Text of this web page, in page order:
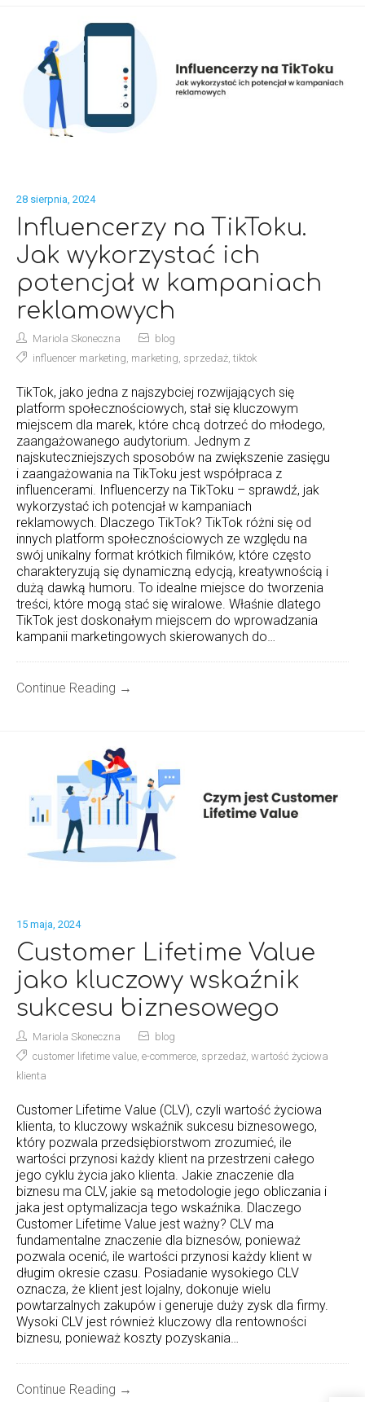
28 sierpnia, 2024
Influencerzy na TikToku.
Jak wykorzystać ich
potencjał w kampaniach
reklamowych
Mariola Skoneczna
blog
influencer marketing, marketing, sprzedaż, tiktok
TikTok, jako jedna z najszybciej rozwijających się
platform społecznościowych, stał się kluczowym
miejscem dla marek, które chcą dotrzeć do młodego,
zaangażowanego audytorium. Jednym z
najskuteczniejszych sposobów na zwiększenie zasięgu
i zaangażowania na TikToku jest współpraca z
influencerami. Influencerzy na TikToku – sprawdź, jak
wykorzystać ich potencjał w kampaniach
reklamowych. Dlaczego TikTok? TikTok różni się od
innych platform społecznościowych ze względu na
swój unikalny format krótkich filmików, które często
charakteryzują się dynamiczną edycją, kreatywnością i
dużą dawką humoru. To idealne miejsce do tworzenia
treści, które mogą stać się wiralowe. Właśnie dlatego
TikTok jest doskonałym miejscem do wprowadzania
kampanii marketingowych skierowanych do…
Continue Reading →
15 maja, 2024
Customer Lifetime Value
jako kluczowy wskaźnik
sukcesu biznesowego
Mariola Skoneczna
blog
customer lifetime value, e-commerce, sprzedaż, wartość życiowa
klienta
Customer Lifetime Value (CLV), czyli wartość życiowa
klienta, to kluczowy wskaźnik sukcesu biznesowego,
który pozwala przedsiębiorstwom zrozumieć, ile
wartości przynosi każdy klient na przestrzeni całego
jego cyklu życia jako klienta. Jakie znaczenie dla
biznesu ma CLV, jakie są metodologie jego obliczania i
jaka jest optymalizacja tego wskaźnika. Dlaczego
Customer Lifetime Value jest ważny? CLV ma
fundamentalne znaczenie dla biznesów, ponieważ
pozwala ocenić, ile wartości przynosi każdy klient w
długim okresie czasu. Posiadanie wysokiego CLV
oznacza, że klient jest lojalny, dokonuje wielu
powtarzalnych zakupów i generuje duży zysk dla firmy.
Wysoki CLV jest również kluczowy dla rentowności
biznesu, ponieważ koszty pozyskania…
Continue Reading →